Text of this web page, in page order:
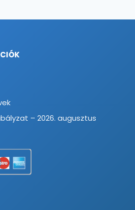
– 2026. augusztus